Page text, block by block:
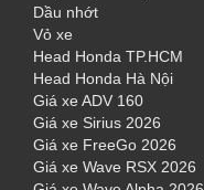
Dầu nhớt
Vỏ xe
Head Honda TP.HCM
Head Honda Hà Nội
Giá xe ADV 160
Giá xe Sirius 2026
Giá xe FreeGo 2026
Giá xe Wave RSX 2026